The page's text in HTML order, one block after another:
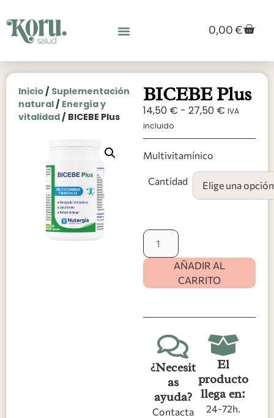
0,00€
Inicio / Suplementación
natural / Energía y
vitalidad / BICEBE Plus
BICEBE Plus
14,50 € - 27,50 € IVA
incluido
Multivitamínico
Cantidad
AÑADIR AL
CARRITO
¿Necesit
as
ayuda?
Contacta
El
producto
llega en:
24-72h.